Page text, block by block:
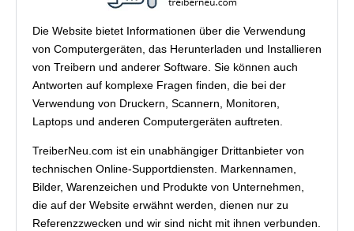
Die Website bietet Informationen über die Verwendung
von Computergeräten, das Herunterladen und Installieren
von Treibern und anderer Software. Sie können auch
Antworten auf komplexe Fragen finden, die bei der
Verwendung von Druckern, Scannern, Monitoren,
Laptops und anderen Computergeräten auftreten.
TreiberNeu.com ist ein unabhängiger Drittanbieter von
technischen Online-Supportdiensten. Markennamen,
Bilder, Warenzeichen und Produkte von Unternehmen,
die auf der Website erwähnt werden, dienen nur zu
Referenzzwecken und wir sind nicht mit ihnen verbunden.